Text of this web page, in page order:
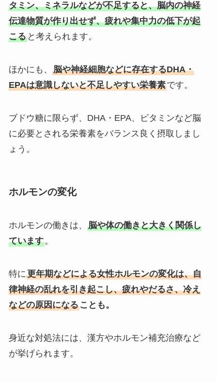
タミン、ミネラルなどが不足すると、脳内の神経
伝達物質が作り出せず、疲れや集中力の低下が起
こると考えられます。
ほかにも、 脳や神経細胞などに存在するDHA・
EPAは意識しないと不足しやすい栄養素です。
ブドウ糖に限らず、DHA・EPA、ビタミンなど脳
に必要とされる栄養素をバランス良く摂取しまし
ょう。
ホルモンの変化
ホルモンの働きは、 脳や体の働きと大きく関係し
ています。
特に更年期などによる女性ホルモンの変化は、自
律神経の乱れを引き起こし、疲れやだるさ、冷え
などの原因になることも。
身近な対処法には、漢方やホルモン補充治療など
が挙げられます。